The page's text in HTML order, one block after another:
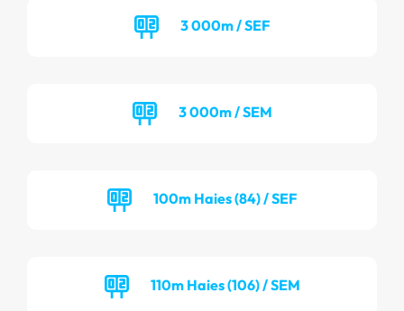
3 000m / SEF
3 000m / SEM
100m Haies (84) / SEF
110m Haies (106) / SEM